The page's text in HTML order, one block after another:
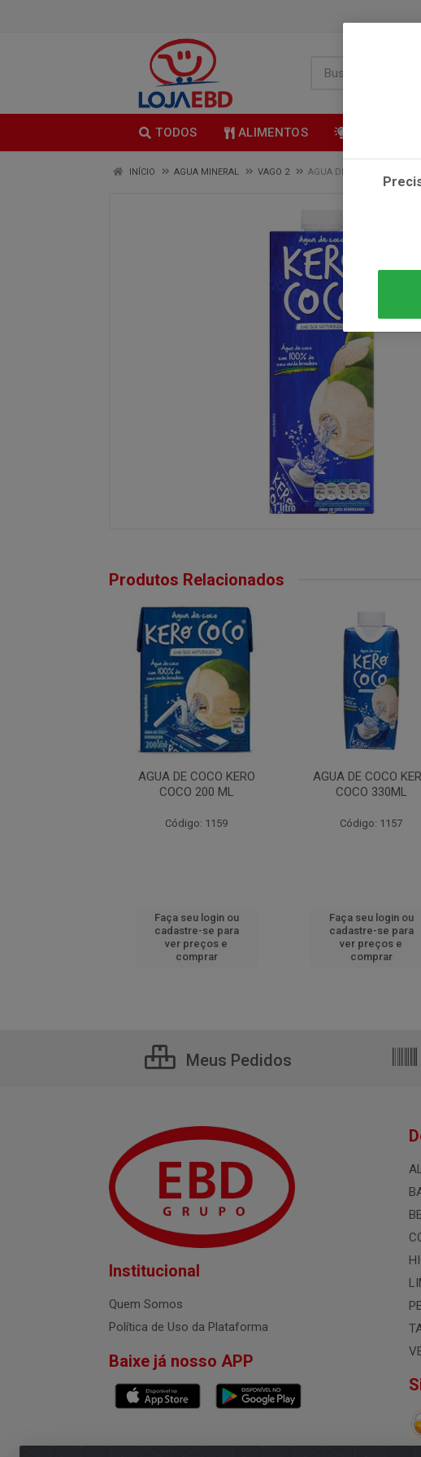
TODOS ALIMENTOS
INÍCIO AGUA MINERAL VAGO 2 AGUA DE COCO KERO
Produtos Relacionados
AGUA DE COCO KERO
COCO 200 ML
Código: 1159
Faça seu login ou
cadastre-se para
ver preços e
comprar
AGUA DE COCO
COCO 330ML
Código: 1157
Faça seu login ou
cadastre-se para
ver preços e
comprar
Meus Pedidos
Institucional
Quem Somos
Política de Uso da Plataforma
Baixe já nosso APP